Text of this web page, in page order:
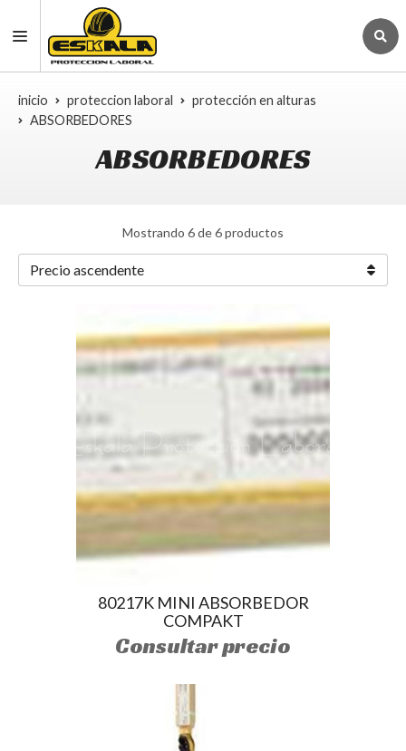
inicio proteccion laboral
protección en alturas
ABSORBEDORES
ABSORBEDORES
Mostrando 6 de 6 productos
80217K MINI ABSORBEDOR
COMPAKT
Consultar precio